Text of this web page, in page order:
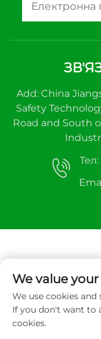
Add: China
Safety
Road and South
Тел:
automatic
We value
We use cookies
If you don't want to
cookies.